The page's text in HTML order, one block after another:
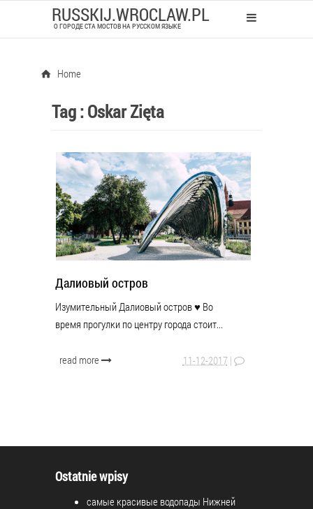
RUSSKIJ.WROCLAW.PL
О ГОРОДЕ СТА МОСТОВ НА РУССКОМ ЯЗЫКЕ
Home
Tag :Oskar Zięta
Далиовый остров
Изумительный Далиовый остров ♥ Во
время прогулки по центру города стоит...
read more 11-12-2017 |
Ostatnie wpisy
самые красивые водопады Нижней